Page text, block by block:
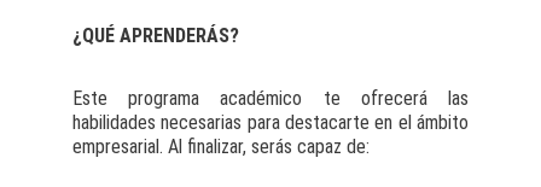
¿QUÉ APRENDERÁS?
Este programa académico te ofrecerá las
habilidades necesarias para destacarte en el ámbito
empresarial. Al finalizar, serás capaz de: